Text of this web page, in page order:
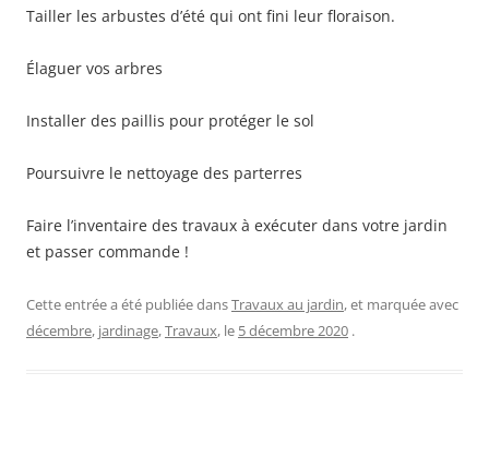
Tailler les arbustes d’été qui ont fini leur floraison.
Élaguer vos arbres
Installer des paillis pour protéger le sol
Poursuivre le nettoyage des parterres
Faire l’inventaire des travaux à exécuter dans votre jardin
et passer commande !
Cette entrée a été publiée dansTravaux au jardin, et marquée avec
décembre, jardinage,Travaux, le 5 décembre 2020 .